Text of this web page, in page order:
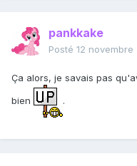
pankkake
Posté 12 novembre
Ça alors, je savais pas
bien
.